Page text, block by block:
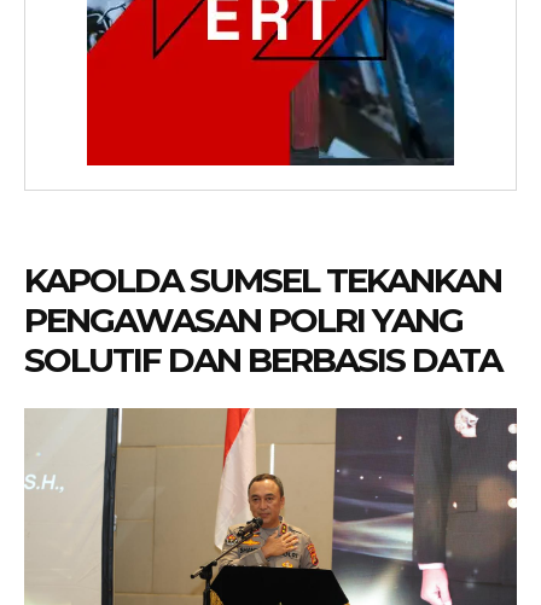
KAPOLDA SUMSEL TEKANKAN
PENGAWASAN POLRI YANG
SOLUTIF DAN BERBASIS DATA